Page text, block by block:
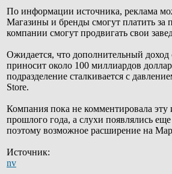
По информации источника, реклама
Магазины и бренды смогут платить за
компании смогут продвигать свои
Ожидается, что дополнительный
приносит около 100 миллиардов
подразделение сталкивается с
Store.
Компания пока не комментировала
прошлого года, а слухи появлялись
поэтому возможное расширение на
Источник:
nv